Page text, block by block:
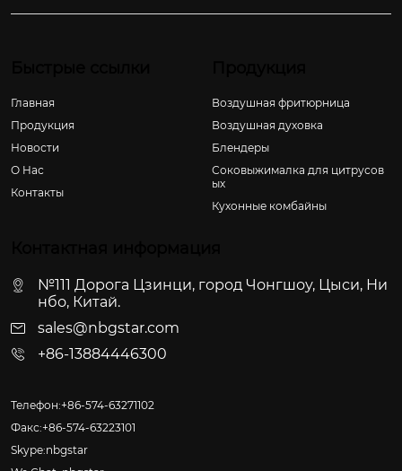
Главная
Продукция
Новости
О Hас
Контакты
Воздушная фритюрница
Воздушная духовка
Блендеры
Соковыжималка для цитрусов
ых
Кухонные комбайны
№111 Дорога Цзинци, город Чонгшоу, Цыси, Ни
нбо, Китай.
sales@nbgstar.com
+86-13884446300
Телефон:+86-574-63271102
Факс:+86-574-63223101
Skype:nbgstar